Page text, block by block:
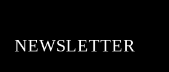
NEWSLETTER